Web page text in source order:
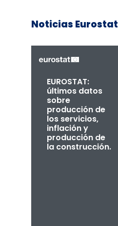
Noticias Eurostat
EUROSTAT:
últimos datos
sobre
producción de
los servicios,
inflación y
producción de
la construcción.